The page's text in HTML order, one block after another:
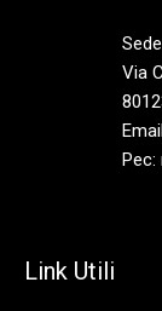
Via
Link Utili